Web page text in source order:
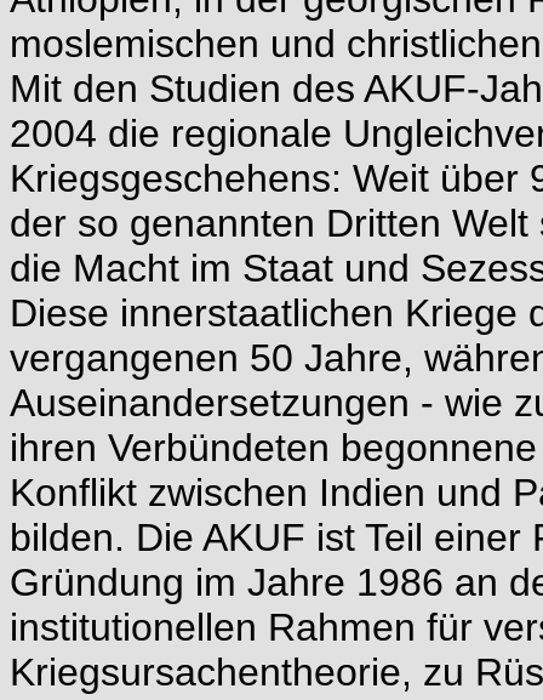
moslemischen und
Mit den Studien des AKUF-
2004 die regionale
Kriegsgeschehens: Weit über
der so genannten Dritten
die Macht im Staat und
Diese innerstaatlichen Kriege
vergangenen 50 Jahre,
Auseinandersetzungen - wie
ihren Verbündeten
Konflikt zwischen Indien und
bilden. Die AKUF ist Teil
Gründung im Jahre 1986 an
institutionellen Rahmen für
Kriegsursachentheorie, zu